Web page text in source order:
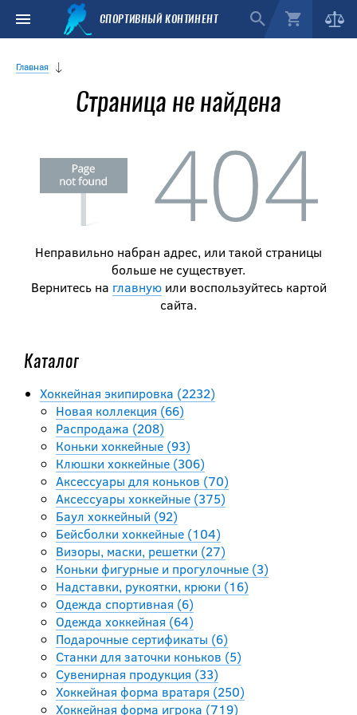
СПОРТИВНЫЙ КОНТИНЕНТ
Главная
Страница не найдена
Неправильно набран адрес, или такой страницы
больше не существует.
Вернитесь на главнуюили воспользуйтесь картой
сайта.
Каталог
Хоккейная экипировка (2232)
Новая коллекция (66)
Распродажа (208)
Коньки хоккейные (93)
Клюшки хоккейные (306)
Аксессуары для коньков (70)
Аксессуары хоккейные (375)
Баул хоккейный (92)
Бейсболки хоккейные (104)
Визоры, маски, решетки (27)
Коньки фигурные и прогулочные (3)
Надставки, рукоятки, крюки (16)
Одежда спортивная (6)
Одежда хоккейная (64)
Подарочные сертификаты (6)
Станки для заточки коньков (5)
Сувенирная продукция (33)
Хоккейная форма вратаря (250)
Хоккейная форма игрока (719)